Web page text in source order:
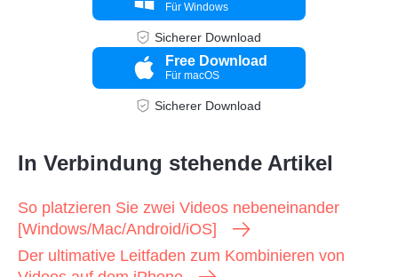
Für Windows
Sicherer Download
Free Download
Für macOS
Sicherer Download
In Verbindung stehende Artikel
So platzieren Sie zwei Videos nebeneinander
[Windows/Mac/Android/iOS]
Der ultimative Leitfaden zum Kombinieren von